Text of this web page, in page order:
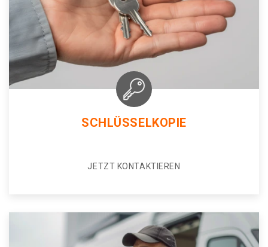
SCHLÜSSELKOPIE
JETZT KONTAKTIEREN